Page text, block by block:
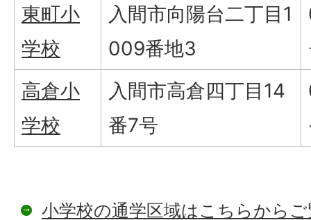
東町小
学校
入間市向陽台二丁目1
009番地3
高倉小
学校
入間市高倉四丁目14
番7号
小学校の通学区域はこちらから